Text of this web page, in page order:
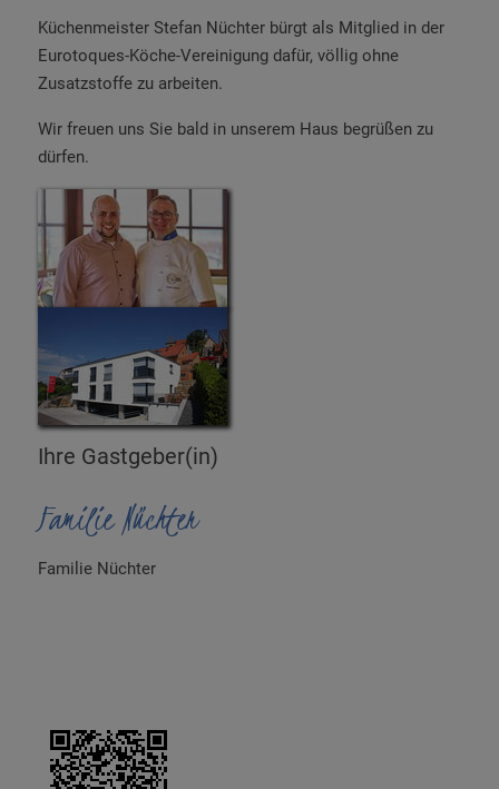
Küchenmeister Stefan Nüchter bürgt als Mitglied in der
Eurotoques-Köche-Vereinigung dafür, völlig ohne
Zusatzstoffe zu arbeiten.
Wir freuen uns Sie bald in unserem Haus begrüßen zu
dürfen.
Ihre Gastgeber(in)
Familie Nüchter
Familie Nüchter